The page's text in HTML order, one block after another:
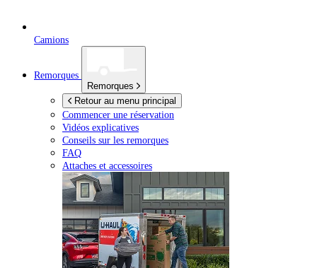
Camions
Remorques
Remorques
Retour au menu principal
Commencer une réservation
Vidéos explicatives
Conseils sur les remorques
FAQ
Attaches et accessoires